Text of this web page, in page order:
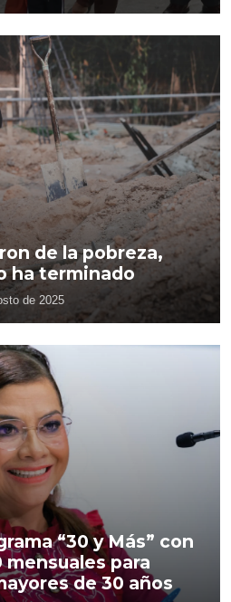
de la pobreza,
ha terminado
de 2025
“30 y Más” con
para
de 30 años